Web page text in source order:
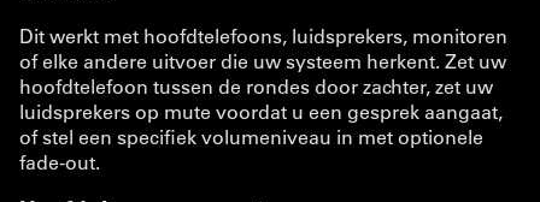
Dit werkt met hoofdtelefoons, luidsprekers, monitoren
of elke andere uitvoer die uw systeem herkent. Zet uw
hoofdtelefoon tussen de rondes door zachter, zet uw
luidsprekers op mute voordat u een gesprek aangaat,
of stel een specifiek volumeniveau in met optionele
fade-out.